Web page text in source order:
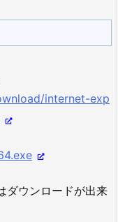
internet-exp
ダウンロードが出来